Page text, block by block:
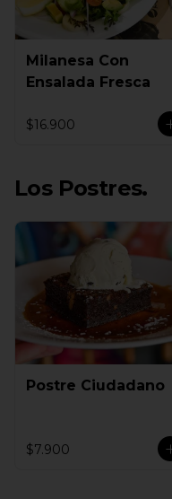
Milanesa Con
Ensalada Fresca
$16.900
Los Postres.
Postre Ciudadano
$7.900